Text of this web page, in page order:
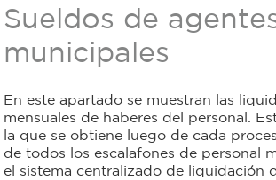
Autoridades
civil
Zoonosis
Actualidad
Sueldos de
municipales
En este apartado se muestran las
mensuales de haberes del personal.
la que se obtiene luego de cada
de todos los escalafones de personal
el sistema centralizado de liquidación